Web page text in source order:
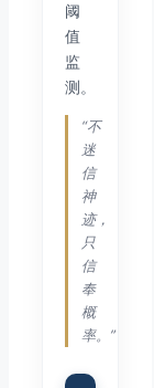
阈
值
监
测。
“不
迷
信
神
迹，
只
信
奉
概
率。”